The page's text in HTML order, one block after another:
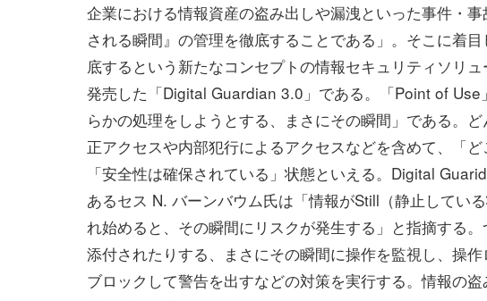
企業における情報資産の盗み出しや漏洩といった事件・
される瞬間』の管理を徹底することである」。そこに着
底するという新たなコンセプトの情報セキュリティソリ
発売した「Digital Guardian 3.0」である。「Point of
らかの処理をしようとする、まさにその瞬間」である。
正アクセスや内部犯行によるアクセスなどを含めて、「
「安全性は確保されている」状態といえる。Digital
あるセス N. バーンバウム氏は「情報がStill（静止してい
れ始めると、その瞬間にリスクが発生する」と指摘する
添付されたりする、まさにその瞬間に操作を監視し、操
ブロックして警告を出すなどの対策を実行する。情報の